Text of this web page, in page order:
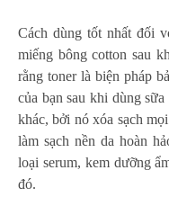
Cách dùng tốt nhất đối
miếng bông cotton sau
rằng toner là biện pháp
của bạn sau khi dùng
khác, bởi nó xóa sạch
làm sạch nền da hoàn
loại serum, kem dưỡng
đó.